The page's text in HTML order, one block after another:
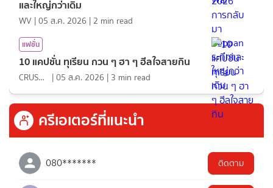
และใหญ่กว่าเดิม
WV |05 ส.ค. 2026 | 2 min read
แฟชั่น
10 แคปชั่น ทุเรียน กวน ๆ ฮา ๆ ฮีลใจสายกิน
CRUSHที่แปลว่าแอบชอบ |05 ส.ค. 2026 | 3 min read
ครีเอเตอร์ที่แนะนำ
080******* ติดตาม